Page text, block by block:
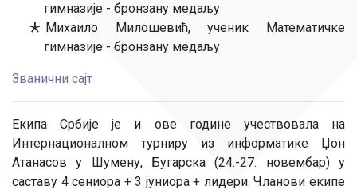
гимназије - бронзану медаљу
Михаило Милошевић, ученик Математичке
гимназије - бронзану медаљу
Званични сајт
Екипа Србије је и ове године учествовала на
Интернационалном турниру из информатике Џон
Атанасов у Шумену, Бугарска (24.-27. новембар) у
саставу 4 сениора + 3 јуниора + лидери. Чланови екипе